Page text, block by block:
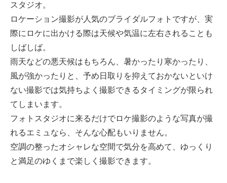
スタジオ。
ロケーション撮影が人気のブライダルフォトですが、実
際にロケに出かける際は天候や気温に左右されることも
しばしば。
雨天などの悪天候はもちろん、暑かったり寒かったり、
風が強かったりと、予め日取りを抑えておかないといけ
ない撮影では気持ちよく撮影できるタイミングが限られ
てしまいます。
フォトスタジオに来るだけでロケ撮影のような写真が撮
れるエミュなら、そんな心配もいりません。
空調の整ったオシャレな空間で気分を高めて、ゆっくり
と満足のゆくまで楽しく撮影できます。